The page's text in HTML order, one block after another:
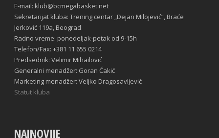
E-mail: klub@bcmegabasket.net
Sekretarijat kluba: Trening centar „Dejan Milojević“, Braće
Jerković 119a, Beograd
Radno vreme: ponedeljak-petak od 9-15h
Telefon/Fax: +381 11 655 0214
Predsednik: Velimir Mihailović
Generalni menadžer: Goran Ćakić
Marketing menadžer: Veljko Dragosavljević
Statut kluba
NAJNOVIJE